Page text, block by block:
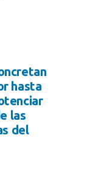
hasta
las
del